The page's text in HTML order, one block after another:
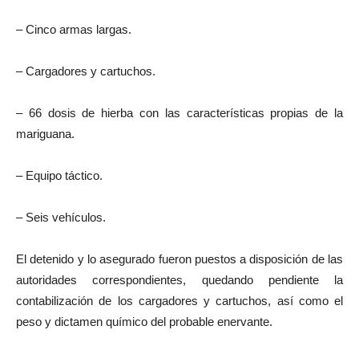
– Cinco armas largas.
– Cargadores y cartuchos.
– 66 dosis de hierba con las características propias de la
mariguana.
– Equipo táctico.
– Seis vehículos.
El detenido y lo asegurado fueron puestos a disposición de las
autoridades correspondientes, quedando pendiente la
contabilización de los cargadores y cartuchos, así como el
peso y dictamen químico del probable enervante.